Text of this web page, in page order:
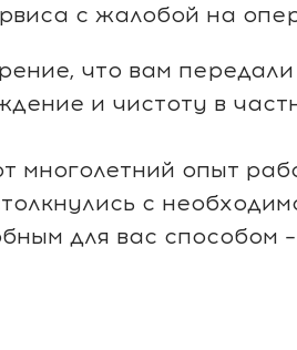
с жалобой на
что вам
и чистоту в
опыт
с
для вас способом